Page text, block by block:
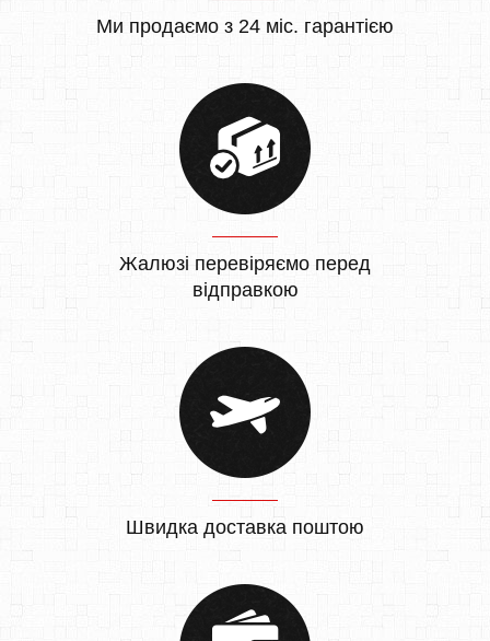
Ми продаємо з 24 міс. гарантією
Жалюзі перевіряємо перед
відправкою
Швидка доставка поштою